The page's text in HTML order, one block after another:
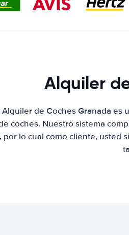
Alquiler
Alquiler de Coches Granada
coches. Nuestro sistema
por lo cual como cliente, usted